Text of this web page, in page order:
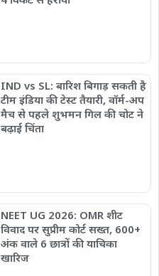
IND vs SL: बारिश बिगाड़ सकती है
टीम इंडिया की टेस्ट तैयारी, वॉर्म-अप
मैच से पहले शुभमन गिल की चोट ने
बढ़ाई चिंता
NEET UG 2026: OMR शीट
विवाद पर सुप्रीम कोर्ट सख्त, 600+
अंक वाले 6 छात्रों की याचिका
खारिज